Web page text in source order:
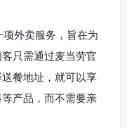
项外卖服务，旨在为
只需通过麦当劳官
餐地址，就可以享
产品，而不需要亲